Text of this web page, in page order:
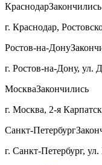
КраснодарЗакончились
г. Краснодар,
Ростов-на-Дону
г. Ростов-на-Дону, ул.
МоскваЗакончились
г. Москва, 2-я
Санкт-Петербург
г. Санкт-Петербург,